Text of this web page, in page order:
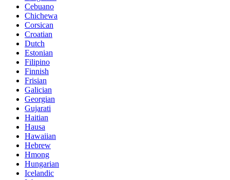
Cebuano
Chichewa
Corsican
Croatian
Dutch
Estonian
Filipino
Finnish
Frisian
Galician
Georgian
Gujarati
Haitian
Hausa
Hawaiian
Hebrew
Hmong
Hungarian
Icelandic